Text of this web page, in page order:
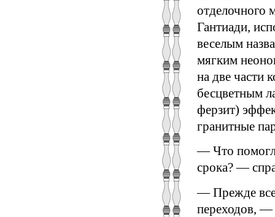
отделочного
Гантиади,
веселым
мягким
на две части
бесцветным
ферзит)
гранитные
— Что
срока? —
— Прежде
переходов, —